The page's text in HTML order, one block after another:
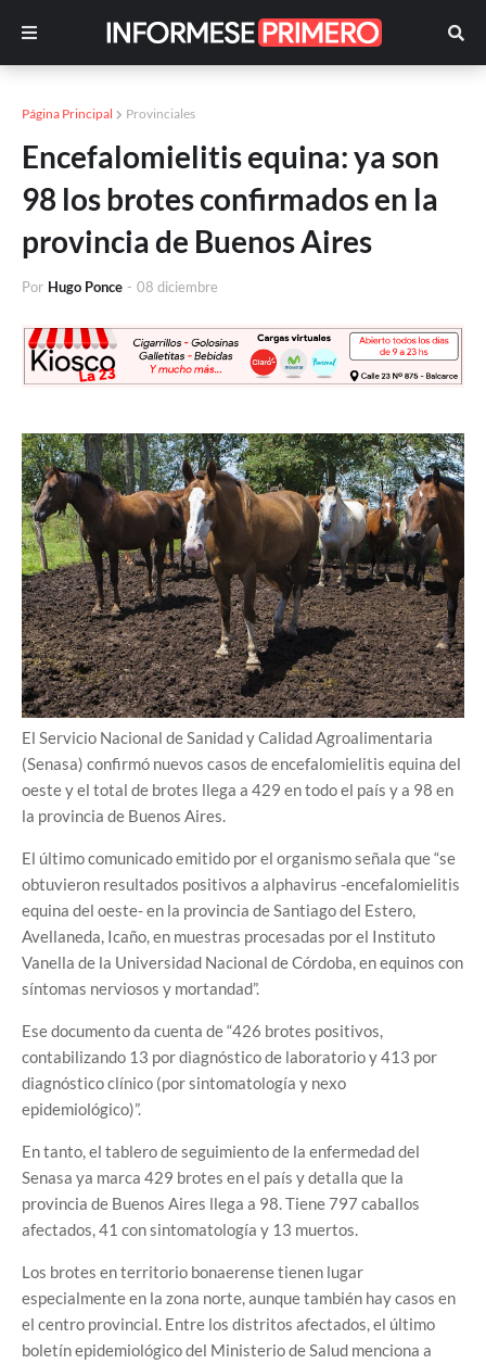
Página Principal Provinciales
Encefalomielitis equina: ya son
98 los brotes confirmados en la
provincia de Buenos Aires
Por Hugo Ponce - 08 diciembre
El Servicio Nacional de Sanidad y Calidad Agroalimentaria
(Senasa) confirmó nuevos casos de encefalomielitis equina del
oeste y el total de brotes llega a 429 en todo el país y a 98 en
la provincia de Buenos Aires.
El último comunicado emitido por el organismo señala que “se
obtuvieron resultados positivos a alphavirus -encefalomielitis
equina del oeste- en la provincia de Santiago del Estero,
Avellaneda, Icaño, en muestras procesadas por el Instituto
Vanella de la Universidad Nacional de Córdoba, en equinos con
síntomas nerviosos y mortandad”.
Ese documento da cuenta de “426 brotes positivos,
contabilizando 13 por diagnóstico de laboratorio y 413 por
diagnóstico clínico (por sintomatología y nexo
epidemiológico)”.
En tanto, el tablero de seguimiento de la enfermedad del
Senasa ya marca 429 brotes en el país y detalla que la
provincia de Buenos Aires llega a 98. Tiene 797 caballos
afectados, 41 con sintomatología y 13 muertos.
Los brotes en territorio bonaerense tienen lugar
especialmente en la zona norte, aunque también hay casos en
el centro provincial. Entre los distritos afectados, el último
boletín epidemiológico del Ministerio de Salud menciona a